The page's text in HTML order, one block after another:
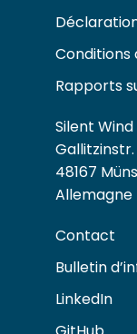
Conditions
Rapports
Silent
48167
Allemagne
Contact
Bulletin
LinkedIn